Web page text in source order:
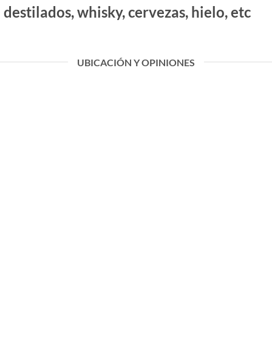
destilados, whisky, cervezas, hielo, etc
UBICACIÓN Y OPINIONES